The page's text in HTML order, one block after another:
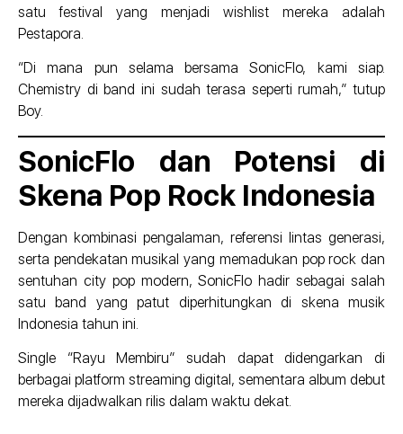
satu festival yang menjadi wishlist mereka adalah
Pestapora.
“Di mana pun selama bersama SonicFlo, kami siap.
Chemistry di band ini sudah terasa seperti rumah,” tutup
Boy.
SonicFlo dan Potensi di
Skena Pop Rock Indonesia
Dengan kombinasi pengalaman, referensi lintas generasi,
serta pendekatan musikal yang memadukan pop rock dan
sentuhan city pop modern, SonicFlo hadir sebagai salah
satu band yang patut diperhitungkan di skena musik
Indonesia tahun ini.
Single “Rayu Membiru” sudah dapat didengarkan di
berbagai platform streaming digital, sementara album debut
mereka dijadwalkan rilis dalam waktu dekat.